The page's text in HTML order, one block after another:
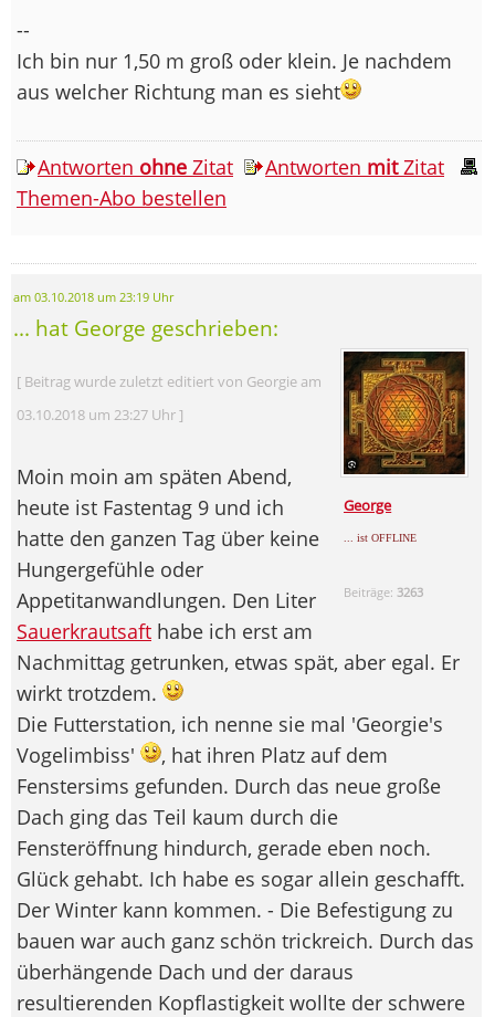
--
Ich bin nur 1,50 m groß oder klein. Je nachdem
aus welcher Richtung man es sieht
Antworten ohne Zitat Antworten mitZitat
Themen-Abo bestellen
am 03.10.2018 um 23:19 Uhr
... hat George geschrieben:
George
... ist OFFLINE
Beiträge: 3263
[ Beitrag wurde zuletzt editiert von Georgie am
03.10.2018 um 23:27 Uhr ]
Moin moin am späten Abend,
heute ist Fastentag 9 und ich
hatte den ganzen Tag über keine
Hungergefühle oder
Appetitanwandlungen. Den Liter
Sauerkrautsaft habe ich erst am
Nachmittag getrunken, etwas spät, aber egal. Er
wirkt trotzdem.
Die Futterstation, ich nenne sie mal 'Georgie's
Vogelimbiss'
, hat ihren Platz auf dem
Fenstersims gefunden. Durch das neue große
Dach ging das Teil kaum durch die
Fensteröffnung hindurch, gerade eben noch.
Glück gehabt. Ich habe es sogar allein geschafft.
Der Winter kann kommen. - Die Befestigung zu
bauen war auch ganz schön trickreich. Durch das
überhängende Dach und der daraus
resultierenden Kopflastigkeit wollte der schwere